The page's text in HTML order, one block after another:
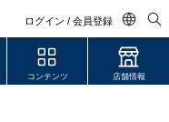
ログイン / 会員登録
日本語
コンテンツ 店舗情報